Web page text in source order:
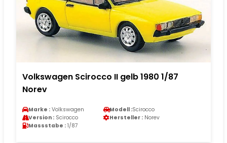
Volkswagen Scirocco II gelb 1980 1/87
Norev
Marke : Volkswagen Modell :Scirocco
Version : Scirocco Hersteller : Norev
Massstabe : 1/87